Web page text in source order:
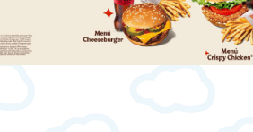
MENÚ KING AHORRO DESDE 4,49€
+ info